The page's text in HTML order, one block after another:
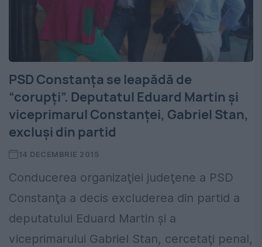
PSD Constanţa se leapădă de
“corupţi”. Deputatul Eduard Martin şi
viceprimarul Constanţei, Gabriel Stan,
excluşi din partid
14 DECEMBRIE 2015
Conducerea organizaţiei judeţene a PSD
Constanţa a decis excluderea din partid a
deputatului Eduard Martin şi a
viceprimarului Gabriel Stan, cercetaţi penal,